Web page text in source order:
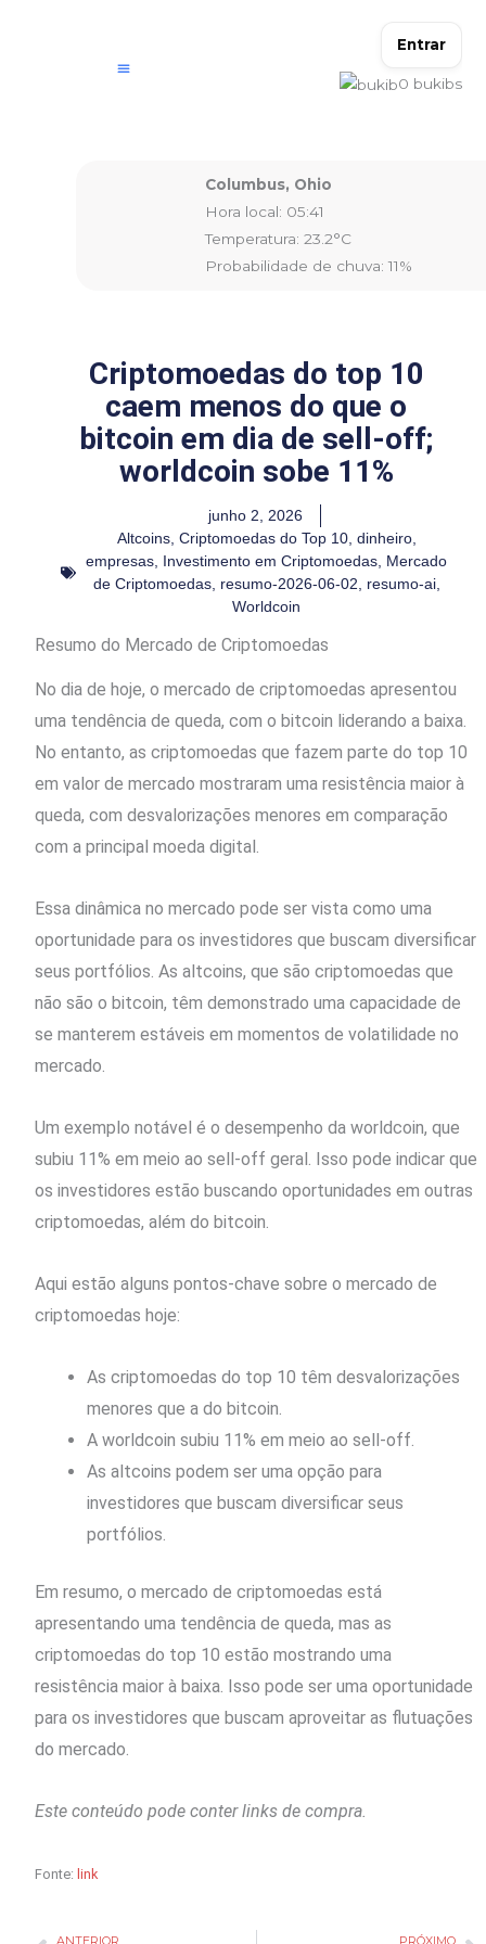
Entrar
0 bukibs
Columbus, Ohio
Hora local: 05:41
Temperatura: 23.2°C
Probabilidade de chuva: 11%
Criptomoedas do top 10
caem menos do que o
bitcoin em dia de sell-off;
worldcoin sobe 11%
junho 2, 2026
Altcoins, Criptomoedas do Top 10, dinheiro,
empresas, Investimento em Criptomoedas, Mercado
de Criptomoedas, resumo-2026-06-02, resumo-ai,
Worldcoin
Resumo do Mercado de Criptomoedas
No dia de hoje, o mercado de criptomoedas apresentou
uma tendência de queda, com o bitcoin liderando a baixa.
No entanto, as criptomoedas que fazem parte do top 10
em valor de mercado mostraram uma resistência maior à
queda, com desvalorizações menores em comparação
com a principal moeda digital.
Essa dinâmica no mercado pode ser vista como uma
oportunidade para os investidores que buscam diversificar
seus portfólios. As altcoins, que são criptomoedas que
não são o bitcoin, têm demonstrado uma capacidade de
se manterem estáveis em momentos de volatilidade no
mercado.
Um exemplo notável é o desempenho da worldcoin, que
subiu 11% em meio ao sell-off geral. Isso pode indicar que
os investidores estão buscando oportunidades em outras
criptomoedas, além do bitcoin.
Aqui estão alguns pontos-chave sobre o mercado de
criptomoedas hoje:
As criptomoedas do top 10 têm desvalorizações
menores que a do bitcoin.
A worldcoin subiu 11% em meio ao sell-off.
As altcoins podem ser uma opção para
investidores que buscam diversificar seus
portfólios.
Em resumo, o mercado de criptomoedas está
apresentando uma tendência de queda, mas as
criptomoedas do top 10 estão mostrando uma
resistência maior à baixa. Isso pode ser uma oportunidade
para os investidores que buscam aproveitar as flutuações
do mercado.
Este conteúdo pode conter links de compra.
Fonte: link
ANTERIOR PRÓXIMO